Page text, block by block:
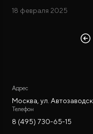
18 февраля 2025
Адрес
Москва, ул.
Телефон
8 (495) 730-65-15